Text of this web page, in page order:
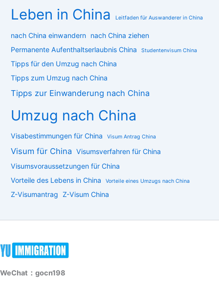
Leben in China Leitfaden für Auswanderer in China
nach China einwandern nach China ziehen
Permanente Aufenthaltserlaubnis China
Studentenvisum China
Tipps für den Umzug nach China
Tipps zum Umzug nach China
Tipps zur Einwanderung nach China
Umzug nach China
Visabestimmungen für China Visum Antrag China
Visum für China
Visumsverfahren für China
Visumsvoraussetzungen für China
Vorteile des Lebens in China
Vorteile eines Umzugs nach China
Z-Visumantrag Z-Visum China
WeChat：gocn198